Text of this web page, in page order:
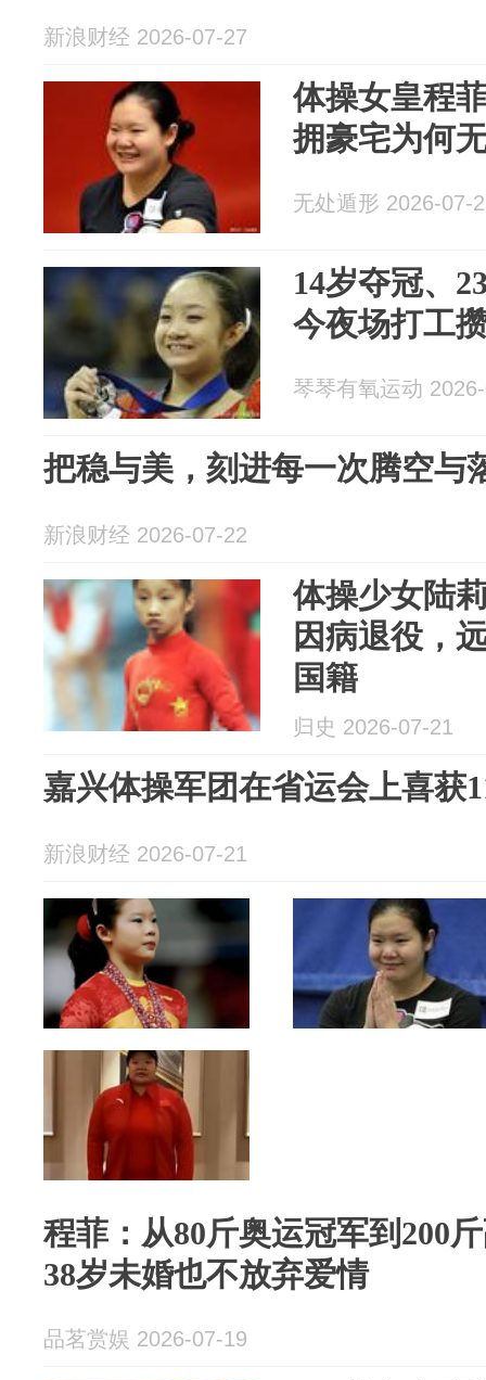
新浪财经 2026-07-27
体操女皇程
拥豪宅为何
无处遁形 2026-07-
14岁夺冠、
今夜场打工
琴琴有氧运动
把稳与美，刻进每一次腾空与
新浪财经 2026-07-22
体操少女陆
因病退役，
国籍
归史 2026-07-21
嘉兴体操军团在省运会上喜获
新浪财经 2026-07-21
程菲：从80斤奥运冠军到200
38岁未婚也不放弃爱情
品茗赏娱 2026-07-19